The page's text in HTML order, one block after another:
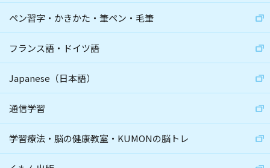
ペン習字・かきかた・筆ペン・毛筆
フランス語・ドイツ語
Japanese（日本語）
通信学習
学習療法・脳の健康教室・KUMONの脳トレ